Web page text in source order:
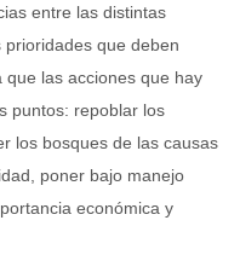
entre las distintas
que deben
las acciones que hay
puntos: repoblar los
los bosques de las causas
poner bajo manejo
económica y